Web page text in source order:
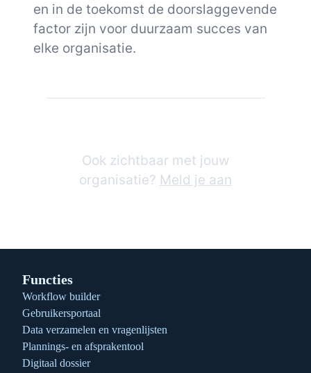
en in de toekomst de doorslaggevende
factor zijn voor duurzaam succes van
elke organisatie.
Berichten
Ook zichtbaar met jouw
organisatie? Meld je aan
Functies
Workflow builder
Gebruikersportaal
Data verzamelen en vragenlijsten
Plannings- en afsprakentool
Digitaal dossier